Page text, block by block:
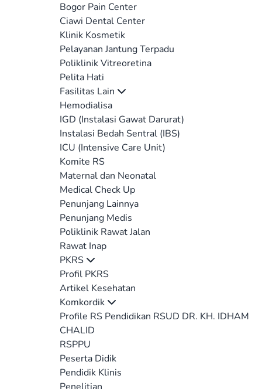
Bogor Pain Center
Ciawi Dental Center
Klinik Kosmetik
Pelayanan Jantung Terpadu
Poliklinik Vitreoretina
Pelita Hati
Fasilitas Lain
Hemodialisa
IGD (Instalasi Gawat Darurat)
Instalasi Bedah Sentral (IBS)
ICU (Intensive Care Unit)
Komite RS
Maternal dan Neonatal
Medical Check Up
Penunjang Lainnya
Penunjang Medis
Poliklinik Rawat Jalan
Rawat Inap
PKRS
Profil PKRS
Artikel Kesehatan
Komkordik
Profile RS Pendidikan RSUD DR. KH. IDHAM
CHALID
RSPPU
Peserta Didik
Pendidik Klinis